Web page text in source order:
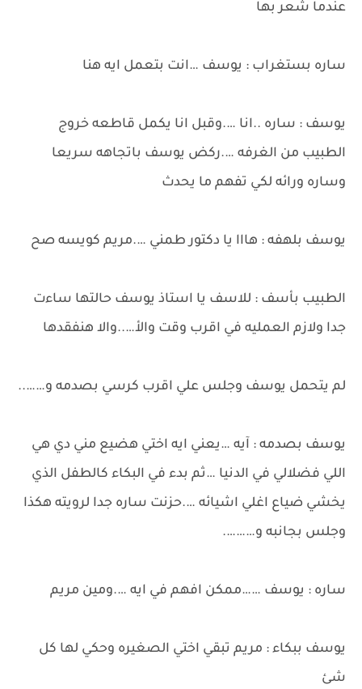
عندما شعر بها
ساره بستغراب : يوسف …انت بتعمل ايه هنا
يوسف : ساره ..انا ….وقبل انا يكمل قاطعه خروج
الطبيب من الغرفه ….ركض يوسف باتجاهه سريعا
وساره ورائه لكي تفهم ما يحدث
يوسف بلهفه : هااا يا دكتور طمني ….مريم كويسه صح
الطبيب بأسف : للاسف يا استاذ يوسف حالتها ساءت
جدا ولازم العمليه في اقرب وقت والأ…..والا هنفقدها
لم يتحمل يوسف وجلس علي اقرب كرسي بصدمه و……..
يوسف بصدمه : آيه …يعني ايه اختي هضيع مني دي هي
اللي فضلالي في الدنيا …ثم بدء في البكاء كالطفل الذي
يخشي ضياع اغلي اشيائه ….حزنت ساره جدا لرويته هكذا
وجلس بجانبه و……….
ساره : يوسف ……ممكن افهم في ايه ….ومين مريم
يوسف ببكاء : مريم تبقي اختي الصغيره وحكي لها كل
شئ